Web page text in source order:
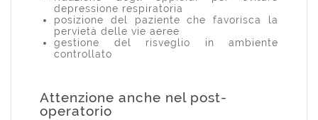
depressione respiratoria
posizione del paziente che favorisca la
pervietà delle vie aeree
gestione del risveglio in ambiente
controllato
Attenzione anche nel post-
operatorio